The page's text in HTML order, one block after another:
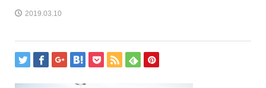
2019.03.10